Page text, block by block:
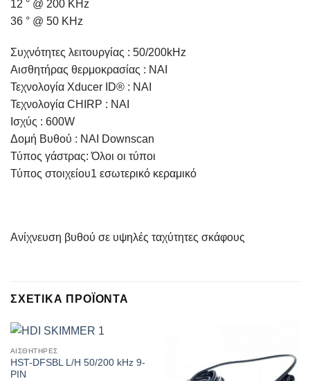
12 ° @ 200 ΚHz
36 ° @ 50 ΚHz
Συχνότητες λειτουργίας : 50/200kHz
Αισθητήρας θερμοκρασίας : NAI
Τεχνολογία Xducer ID® : NAI
Τεχνολογία CHIRP : NAI
Ισχύς : 600W
Δομή Βυθού : NAI Downscan
Τύπος γάστρας: Όλοι οι τύποι
Τύπος στοιχείου1 εσωτερικό κεραμικό
Ανίχνευση βυθού σε υψηλές ταχύτητες σκάφους
ΣΧΕΤΙΚΆ ΠΡΟΪΌΝΤΑ
ΑΙΣΘΗΤΉΡΕΣ
HST-DFSBL L/H 50/200 kHz 9-
PIN